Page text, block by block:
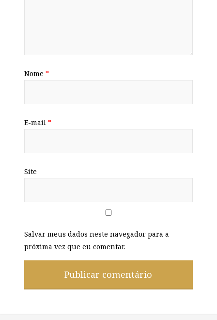
Nome *
E-mail *
Site
Salvar meus dados neste navegador para a
próxima vez que eu comentar.